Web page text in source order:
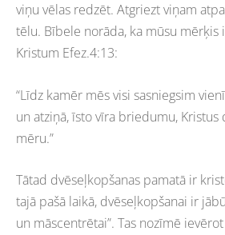
viņu vēlas redzēt. Atgriezt viņam
tēlu. Bībele norāda, ka mūsu mērķis
Kristum Efez.4:13:
“Līdz kamēr mēs visi sasniegsim
un atziņā, īsto vīra briedumu,
mēru.”
Tātad dvēseļkopšanas pamatā ir
tajā pašā laikā, dvēseļkopšanai ir
un māscentrētai”. Tas nozīmē